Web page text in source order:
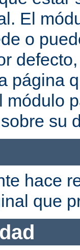
El
o
página
módulo
su
hace
que